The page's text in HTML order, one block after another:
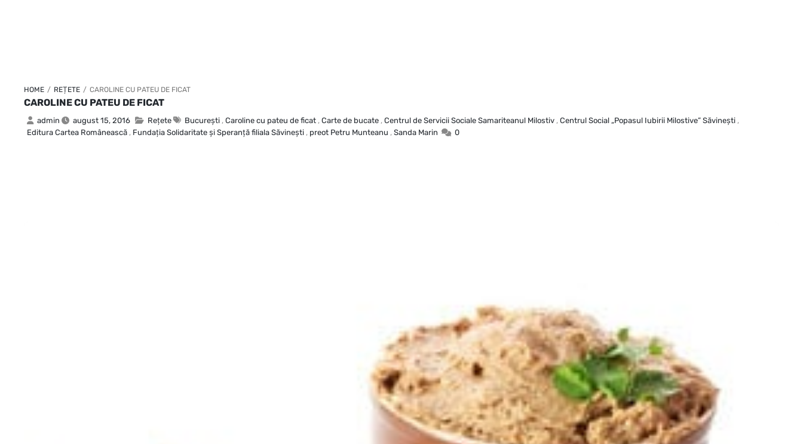
HOME / REȚETE / CAROLINE CU PATEU DE FICAT
CAROLINE CU PATEU DE FICAT
admin august 15, 2016 Rețete Bucureşti , Caroline cu pateu de ficat , Carte de bucate , Centrul de Servicii Sociale Samariteanul Milostiv , Centrul Social „Popasul Iubirii Milostive” Săvineşti ,
Editura Cartea Românească , Fundaţia Solidaritate şi Speranţă filiala Săvineşti , preot Petru Munteanu , Sanda Marin 0